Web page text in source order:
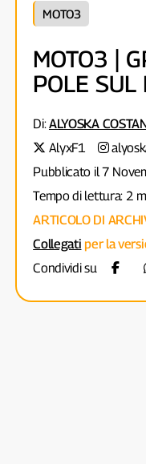
MOTO3
MOTO3 |
POLE SUL
Di:ALYOSKA
AlyxF1
Pubblicato il 7
Tempo di lettura: 2
ARTICOLO DI
Collegati per la
Condividi su